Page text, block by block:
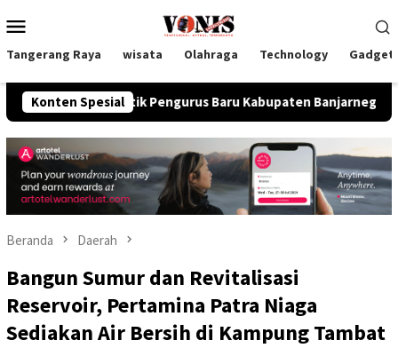
ke
Mobile
Tangerang Raya wisata Olahraga Technology
Konten Spesial
Lantik Pengurus Baru Kabupaten Banjarnegara Periode
Beranda Daerah
Bangun Sumur dan Revitalisasi
Reservoir, Pertamina Patra Niaga
Sediakan Air Bersih di Kampung Tambat